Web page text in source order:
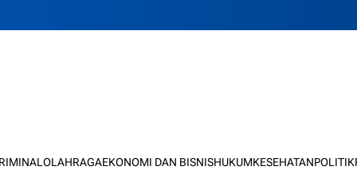
OLAHRAGAEKONOMI DAN BISNISHUKUMKESEHATANPOLITIK